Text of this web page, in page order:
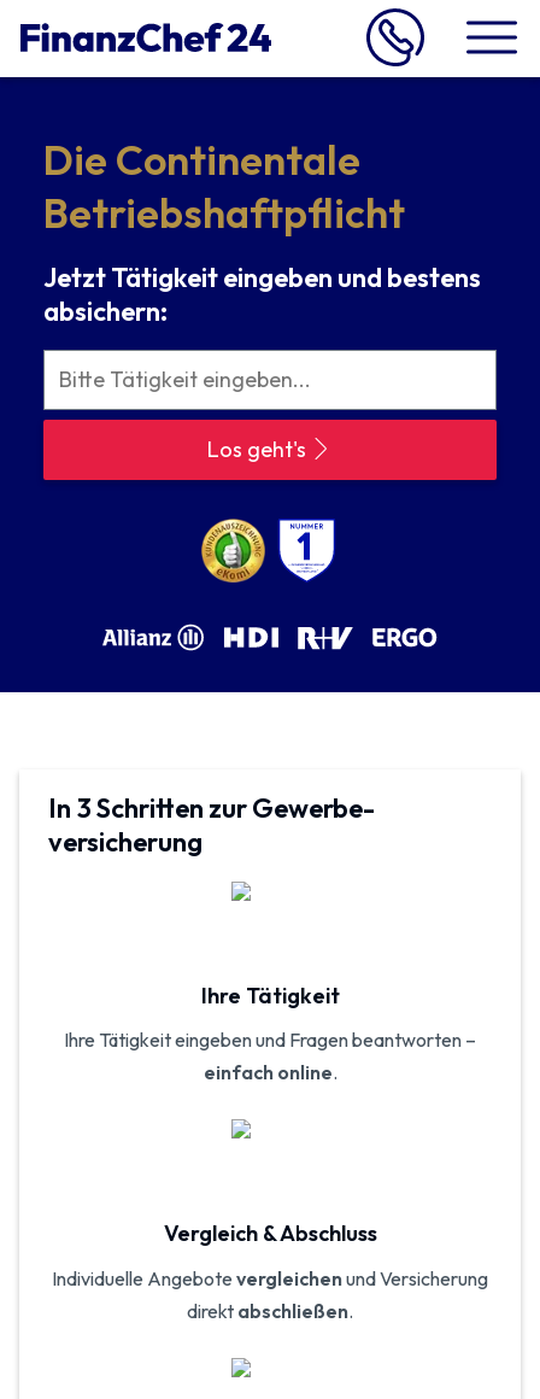
Die Continentale
Betriebs­haftpflicht
Jetzt Tätigkeit eingeben und bestens
absichern:
Los geht's
In 3 Schritten zur Gewerbe­
versicherung
Ihre Tätigkeit
Ihre Tätigkeit eingeben und Fragen beantworten –
einfach online.
Vergleich & Abschluss
Individuelle Angebote vergleichenund Versicherung
direkt abschließen.